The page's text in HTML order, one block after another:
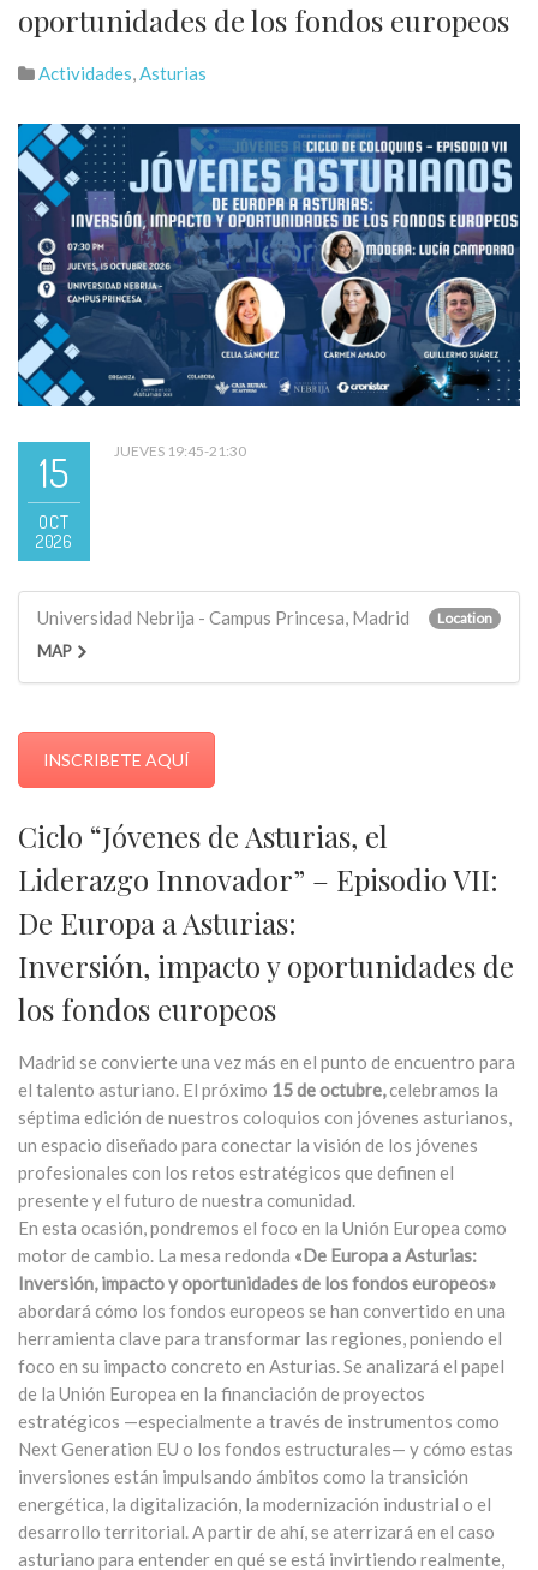
oportunidades de los fondos europeos
Actividades,Asturias
15
OCT
2026
JUEVES 19:45-21:30
Universidad Nebrija - Campus Princesa, Madrid Location
MAP
INSCRIBETE AQUÍ
Ciclo “Jóvenes de Asturias, el
Liderazgo Innovador” – Episodio VII:
De Europa a Asturias:
Inversión, impacto y oportunidades de
los fondos europeos
Madrid se convierte una vez más en el punto de encuentro para
el talento asturiano. El próximo 15 de octubre,celebramos la
séptima edición de nuestros coloquios con jóvenes asturianos,
un espacio diseñado para conectar la visión de los jóvenes
profesionales con los retos estratégicos que definen el
presente y el futuro de nuestra comunidad.
En esta ocasión, pondremos el foco en la Unión Europea como
motor de cambio. La mesa redonda «De Europa a Asturias:
Inversión, impacto y oportunidades de los fondos europeos»
abordará cómo los fondos europeos se han convertido en una
herramienta clave para transformar las regiones, poniendo el
foco en su impacto concreto en Asturias. Se analizará el papel
de la Unión Europea en la financiación de proyectos
estratégicos —especialmente a través de instrumentos como
Next Generation EU o los fondos estructurales— y cómo estas
inversiones están impulsando ámbitos como la transición
energética, la digitalización, la modernización industrial o el
desarrollo territorial. A partir de ahí, se aterrizará en el caso
asturiano para entender en qué se está invirtiendo realmente,